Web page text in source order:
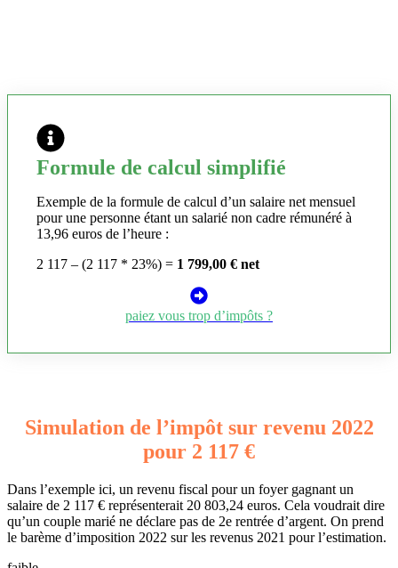
Formule de calcul simplifié
Exemple de la formule de calcul d’un salaire net mensuel
pour une personne étant un salarié non cadre rémunéré à
13,96 euros de l’heure :
2 117 – (2 117 * 23%) = 1 799,00 € net
paiez vous trop d’impôts ?
Simulation de l’impôt sur revenu 2022
pour 2 117 €
Dans l’exemple ici, un revenu fiscal pour un foyer gagnant un
salaire de 2 117 € représenterait 20 803,24 euros. Cela voudrait dire
qu’un couple marié ne déclare pas de 2e rentrée d’argent. On prend
le barème d’imposition 2022 sur les revenus 2021 pour l’estimation.